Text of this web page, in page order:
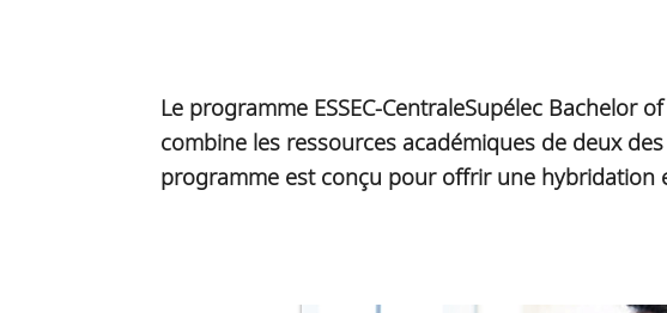
Le programme ESSEC-CentraleSupélec Bachelor
combine les ressources académiques de deux
programme est conçu pour offrir une hybridation